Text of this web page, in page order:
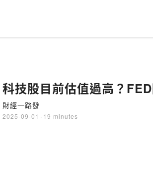
科技股目前估值過高？
財經一路發
2025-09-01 · 19 minutes